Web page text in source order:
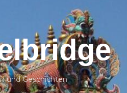
und Geschichten